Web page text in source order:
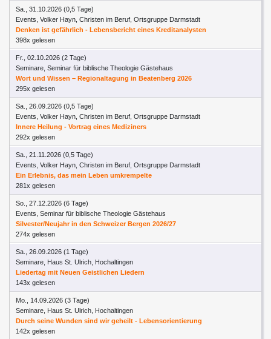
Sa., 31.10.2026 (0,5 Tage)
Events, Volker Hayn, Christen im Beruf, Ortsgruppe Darmstadt
Denken ist gefährlich - Lebensbericht eines Kreditanalysten
398x gelesen
Fr., 02.10.2026 (2 Tage)
Seminare, Seminar für biblische Theologie Gästehaus
Wort und Wissen – Regionaltagung in Beatenberg 2026
295x gelesen
Sa., 26.09.2026 (0,5 Tage)
Events, Volker Hayn, Christen im Beruf, Ortsgruppe Darmstadt
Innere Heilung - Vortrag eines Mediziners
292x gelesen
Sa., 21.11.2026 (0,5 Tage)
Events, Volker Hayn, Christen im Beruf, Ortsgruppe Darmstadt
Ein Erlebnis, das mein Leben umkrempelte
281x gelesen
So., 27.12.2026 (6 Tage)
Events, Seminar für biblische Theologie Gästehaus
Silvester/Neujahr in den Schweizer Bergen 2026/27
274x gelesen
Sa., 26.09.2026 (1 Tage)
Seminare, Haus St. Ulrich, Hochaltingen
Liedertag mit Neuen Geistlichen Liedern
143x gelesen
Mo., 14.09.2026 (3 Tage)
Seminare, Haus St. Ulrich, Hochaltingen
Durch seine Wunden sind wir geheilt - Lebensorientierung
142x gelesen